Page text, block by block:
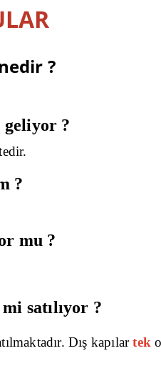
?
?
?
mu ?
satılıyor ?
Dış kapılartek